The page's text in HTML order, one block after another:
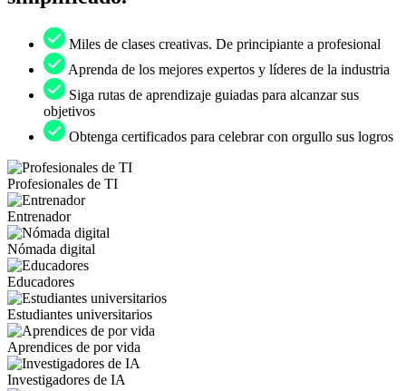
Miles de clases creativas. De principiante a profesional
Aprenda de los mejores expertos y líderes de la industria
Siga rutas de aprendizaje guiadas para alcanzar sus
objetivos
Obtenga certificados para celebrar con orgullo sus logros
Profesionales de TI
Entrenador
Nómada digital
Educadores
Estudiantes universitarios
Aprendices de por vida
Investigadores de IA